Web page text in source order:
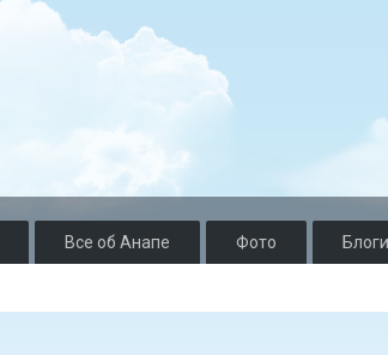
Все об Анапе Фото Блоги